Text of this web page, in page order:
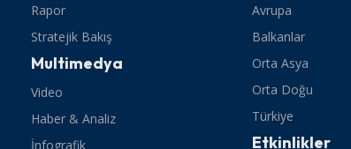
Rapor
Stratejik Bakış
Multimedya
Video
Haber & Analiz
İnfografik
Avrupa
Balkanlar
Orta Asya
Orta Doğu
Türkiye
Etkinlikler